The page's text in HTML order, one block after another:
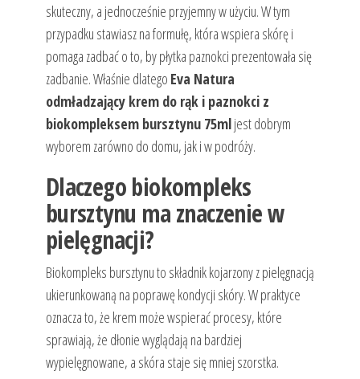
skuteczny, a jednocześnie przyjemny w użyciu. W tym
przypadku stawiasz na formułę, która wspiera skórę i
pomaga zadbać o to, by płytka paznokci prezentowała się
zadbanie. Właśnie dlatego Eva Natura
odmładzający krem do rąk i paznokci z
biokompleksem bursztynu 75mljest dobrym
wyborem zarówno do domu, jak i w podróży.
Dlaczego biokompleks
bursztynu ma znaczenie w
pielęgnacji?
Biokompleks bursztynu to składnik kojarzony z pielęgnacją
ukierunkowaną na poprawę kondycji skóry. W praktyce
oznacza to, że krem może wspierać procesy, które
sprawiają, że dłonie wyglądają na bardziej
wypielęgnowane, a skóra staje się mniej szorstka.